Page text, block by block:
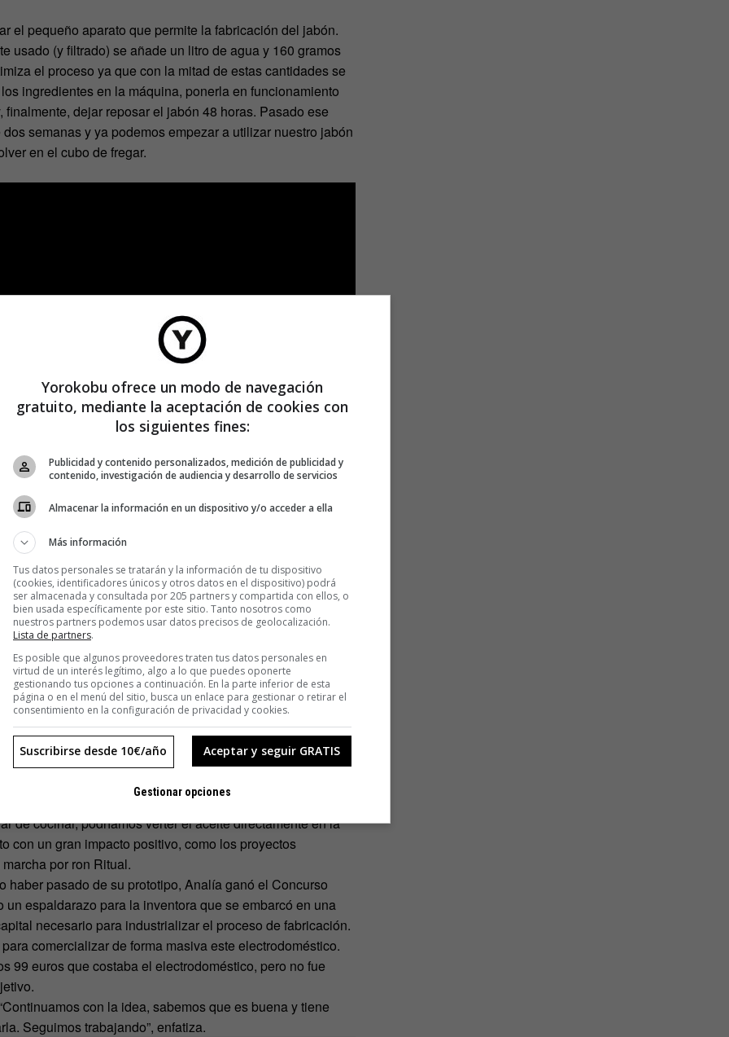
el pequeño aparato que permite la fabricación del jabón.
usado (y filtrado) se añade un litro de agua y 160 gramos
el proceso ya que con la mitad de estas cantidades se
ingredientes en la máquina, ponerla en funcionamiento
dejar reposar el jabón 48 horas. Pasado ese
semanas y ya podemos empezar a utilizar nuestro jabón
en el cubo de fregar.
ahorraremos dinero: si para hacer una colada hacen falta
del casero. Tal y como dice la inventora, cada lavadora
comercial cuesta aproximadamente 0,21 euros por
0,008 euros.
además de la contaminación del agua, esta máquina
para luego tener que llevarlos a un punto limpio. Si
de cocinar, podríamos verter el aceite directamente en la
con un gran impacto positivo, como los proyectos
por ron Ritual.
haber pasado de su prototipo, Analía ganó el Concurso
espaldarazo para la inventora que se embarcó en una
necesario para industrializar el proceso de fabricación.
comercializar de forma masiva este electrodoméstico.
99 euros que costaba el electrodoméstico, pero no fue
con la idea, sabemos que es buena y tiene
Seguimos trabajando”, enfatiza.
Yorokobu ofrece un modo de navegación
gratuito, mediante la aceptación de cookies con
los siguientes fines:
Publicidad y contenido personalizados, medición de publicidad y
contenido, investigación de audiencia y desarrollo de servicios
Almacenar la información en un dispositivo y/o acceder a ella
Más información
Tus datos personales se tratarán y la información de tu dispositivo
(cookies, identificadores únicos y otros datos en el dispositivo) podrá
ser almacenada y consultada por 205 partners y compartida con ellos, o
bien usada específicamente por este sitio. Tanto nosotros como
nuestros partners podemos usar datos precisos de geolocalización.
Lista de partners.
Es posible que algunos proveedores traten tus datos personales en
virtud de un interés legítimo, algo a lo que puedes oponerte
gestionando tus opciones a continuación. En la parte inferior de esta
página o en el menú del sitio, busca un enlace para gestionar o retirar el
consentimiento en la configuración de privacidad y cookies.
Aceptar y seguir GRATIS
Suscribirse desde 10€/año
Gestionar opciones